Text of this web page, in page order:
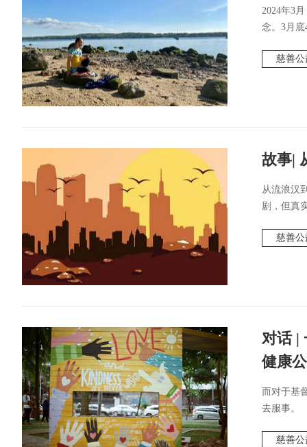
2024年3
念。3月
慈善公
故事|
从流浪汉
剧，但真
慈善公
对话 |
健康
而对于基
去服事。
慈善公